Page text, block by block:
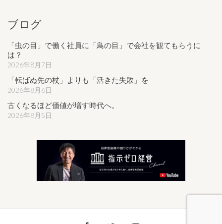
ブログ
「虫の目」で働く社員に「鳥の目」で会社を観てもらうに
は？
2026年8月7日
「転ばぬ先の杖」よりも「活きた失敗」を
2026年8月6日
古くなるほど価値が増す時代へ。
2026年8月5日